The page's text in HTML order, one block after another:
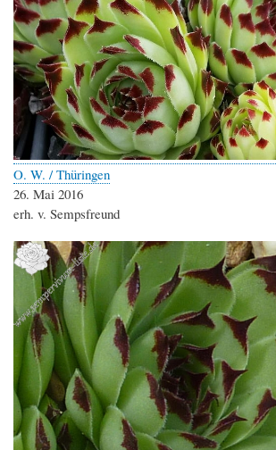
O. W. / Thüringen
26. Mai 2016
erh. v. Sempsfreund